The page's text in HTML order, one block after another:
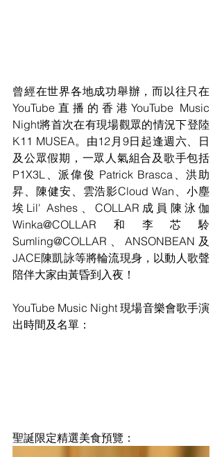
曾經在世界各地成功舉辦，而以往只在
YouTube直播的香港YouTube Music
Night將首次在有現場觀眾的情況下登陸
K11 MUSEA。由12月9日起逢週六、日
及公眾假期，一眾人氣組合及歌手包括
P1X3L、派偉俊 Patrick Brasca、洪助
昇、陳健安、雲浩影Cloud Wan、小塵
埃Lil' Ashes、COLLAR成員陳泳伽
Winka@COLLAR和李芯駖
Sumling@COLLAR、ANSONBEAN及
JACE陳凱詠等將輪流現身，以動人歌聲
陪伴大家由黃昏到入夜！
YouTube Music Night 現場音樂會歌手演
出時間及名單：
聖誕限定精選美食預覽：